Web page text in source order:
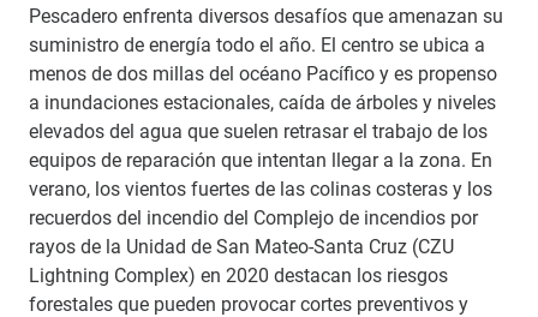
Pescadero enfrenta diversos desafíos que amenazan su
suministro de energía todo el año. El centro se ubica a
menos de dos millas del océano Pacífico y es propenso
a inundaciones estacionales, caída de árboles y niveles
elevados del agua que suelen retrasar el trabajo de los
equipos de reparación que intentan llegar a la zona. En
verano, los vientos fuertes de las colinas costeras y los
recuerdos del incendio del Complejo de incendios por
rayos de la Unidad de San Mateo-Santa Cruz (CZU
Lightning Complex) en 2020 destacan los riesgos
forestales que pueden provocar cortes preventivos y